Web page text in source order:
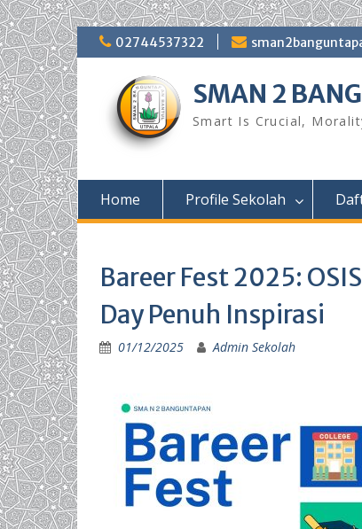
Skip
to
02744537322
SMAN 2
Smart Is Crucial,
Home Profile Sekolah
Bareer Fest 2025:
Day Penuh Inspirasi
01/12/2025 Admin Sekolah